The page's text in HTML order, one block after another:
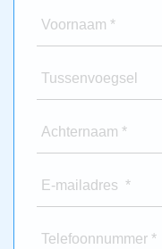
Voornaam *
Tussenvoegsel
Achternaam *
E-mailadres *
Telefoonnummer *